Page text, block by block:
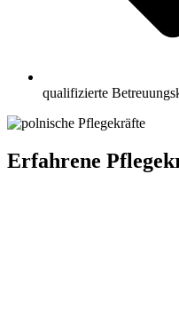
qualifizierte
Erfahrene